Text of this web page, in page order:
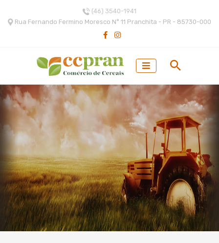
(46) 3540-1941
Rua Fernando Fermino Moresco N° 11 Pranchita - PR - 85730-000